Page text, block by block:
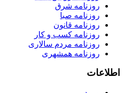
روزنامه شرق
روزنامه صبا
روزنامه قانون
روزنامه كسب و كار
روزنامه مردم سالاری
روزنامه همشهری
اطلاعات